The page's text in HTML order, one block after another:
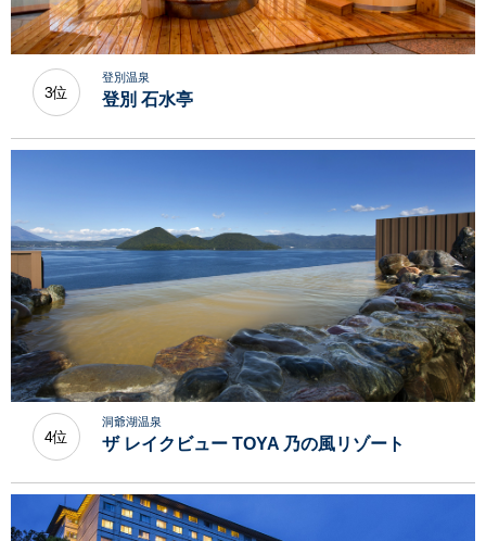
3位
登別温泉
登別 石水亭
4位
洞爺湖温泉
ザ レイクビュー TOYA 乃の風リゾート